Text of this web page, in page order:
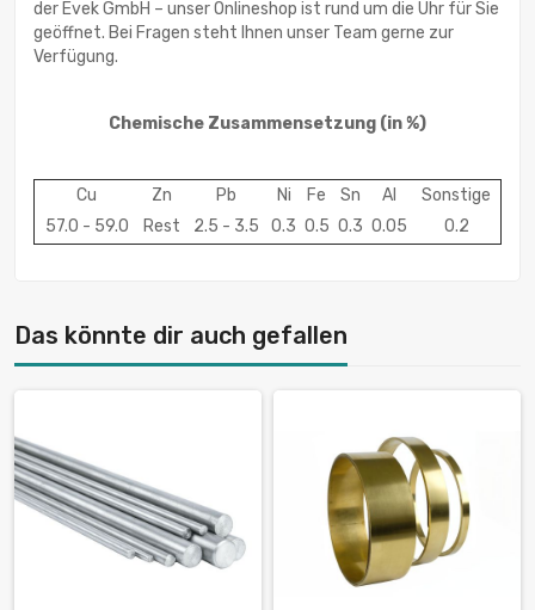
der Evek GmbH – unser Onlineshop ist rund um die Uhr für Sie
geöffnet. Bei Fragen steht Ihnen unser Team gerne zur
Verfügung.
Chemische Zusammensetzung (in %)
Cu Zn Pb Ni Fe Sn Al
Sonstige
57.0 - 59.0
Rest 2.5 - 3.5 0.3 0.5 0.3 0.05 0.2
Das könnte dir auch gefallen